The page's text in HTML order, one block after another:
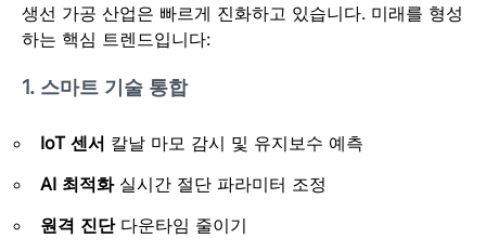
생선 가공 산업은 빠르게 진화하고 있습니다. 미래를 형성
하는 핵심 트렌드입니다:
1. 스마트 기술 통합
IoT 센서 칼날 마모 감시 및 유지보수 예측
AI 최적화실시간 절단 파라미터 조정
원격 진단다운타임 줄이기